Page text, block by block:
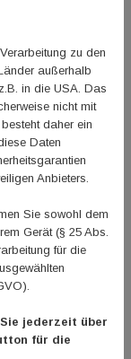
zu den
außerhalb
in die USA. Das
nicht mit
daher ein
Daten
Anbieters.
Sie sowohl dem
Gerät (§ 25 Abs.
für die
jederzeit über
für die